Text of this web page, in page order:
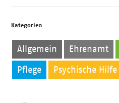
Kategorien
Allgemein Ehrenamt
Pflege Psychische Hilfe